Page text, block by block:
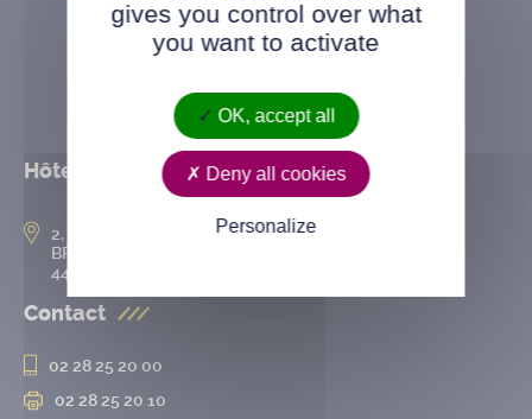
Hôtel de ville
2, rue de l’Hôtel-de-Ville
BP 50167
44802 Saint-Herblain cedex
Contact
02 28 25 20 00
02 28 25 20 10
gives you control over what
you want to activate
OK, accept all
Deny all cookies
Personalize